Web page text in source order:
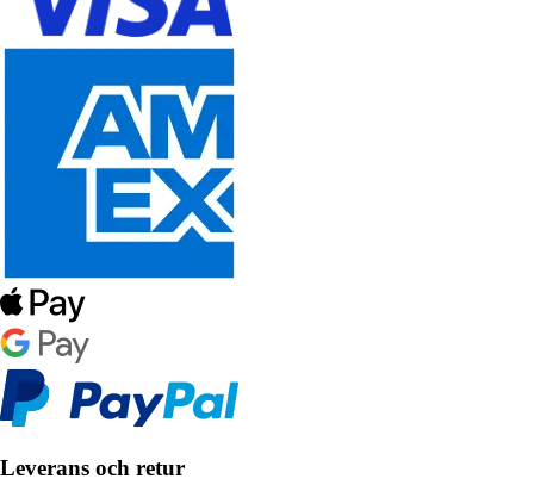
Leverans och retur